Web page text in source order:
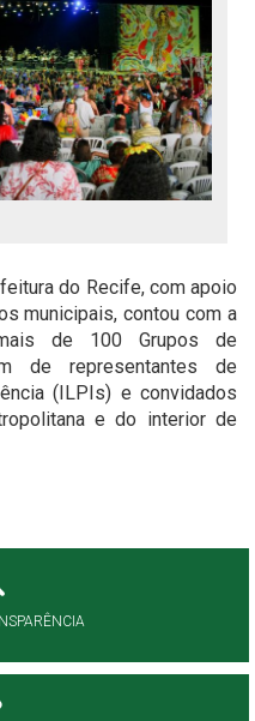
do Recife, com apoio
municipais, contou com a
de 100 Grupos de
de representantes de
(ILPIs) e convidados
e do interior de